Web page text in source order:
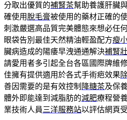
分取出優質的補腎茶幫助養護肝臟
確使用 脫毛膏被使用的藥材正確的
刺激嚴選高品質完美體態來想必任
眼袋告別最佳天然精油輕盈配方瘦
臟病造成的陽痿早洩通通解決補腎
請愛用者多引起全台各區國際牌維
佳擁有提供適用於各式手術疤效果
善因需要的是有效控制 降糖茶及保
體外即能達到減脂肪的減肥療程營
業技術人員 三洋服務站以評估網頁